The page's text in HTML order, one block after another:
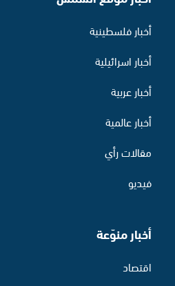
أخبار فلسطينية
أخبار اسرائيلية
أخبار عربية
أخبار عالمية
مقالات رأي
فيديو
أخبار منوّعة
اقتصاد